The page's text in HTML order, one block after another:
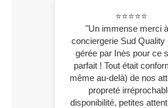
⭐⭐⭐⭐⭐
"Un immense merci
conciergerie Sud Quality
gérée par Inès pour ce
parfait ! Tout était
même au-delà) de nos
propreté
disponibilité, petites